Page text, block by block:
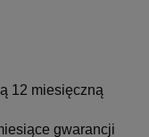
12 miesięczną
gwarancji